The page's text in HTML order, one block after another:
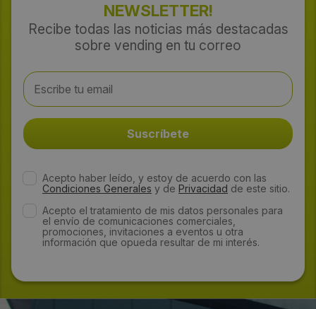
NEWSLETTER!
Recibe todas las noticias más destacadas
sobre vending en tu correo
Acepto haber leído, y estoy de acuerdo con las
Condiciones Generales y de Privacidad de este sitio.
Acepto el tratamiento de mis datos personales para
el envío de comunicaciones comerciales,
promociones, invitaciones a eventos u otra
información que opueda resultar de mi interés.